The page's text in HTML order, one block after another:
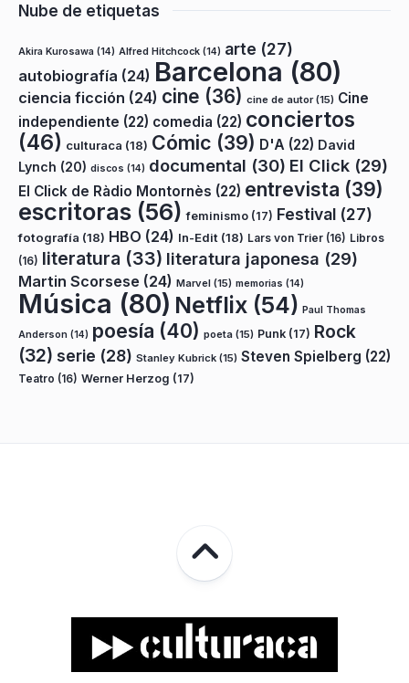
Nube de etiquetas
Akira Kurosawa (14) Alfred Hitchcock (14) arte (27)
autobiografía (24) Barcelona (80)
ciencia ficción (24) cine (36) cine de autor(15) Cine
independiente (22) comedia (22) conciertos
(46) culturaca (18) Cómic (39) D'A (22) David
Lynch (20) discos (14) documental (30) El Click (29)
El Click de Ràdio Montornès (22) entrevista (39)
escritoras (56) feminismo (17) Festival (27)
fotografía (18) HBO (24) In-Edit (18) Lars von Trier (16) Libros
(16) literatura (33) literatura japonesa (29)
Martin Scorsese (24) Marvel (15) memorias (14)
Música (80) Netflix (54) Paul Thomas
Anderson (14) poesía (40) poeta (15) Punk (17) Rock
(32) serie (28) Stanley Kubrick (15) Steven Spielberg (22)
Teatro (16) Werner Herzog (17)